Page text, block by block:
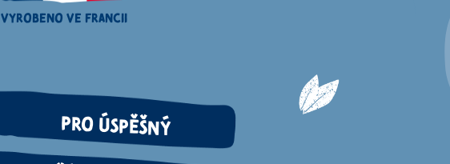
VYROBENO VE FRANCII
PRO ÚSPĚŠNÝ